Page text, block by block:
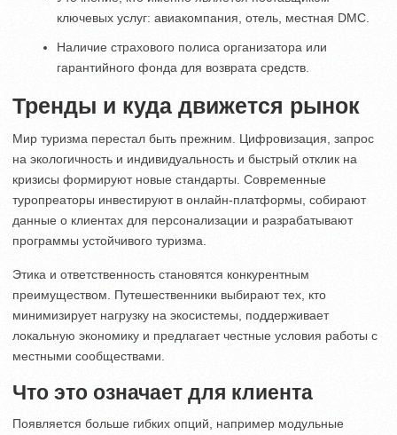
ключевых услуг: авиакомпания, отель, местная DMC.
Наличие страхового полиса организатора или
гарантийного фонда для возврата средств.
Тренды и куда движется рынок
Мир туризма перестал быть прежним. Цифровизация, запрос
на экологичность и индивидуальность и быстрый отклик на
кризисы формируют новые стандарты. Современные
туропреаторы инвестируют в онлайн-платформы, собирают
данные о клиентах для персонализации и разрабатывают
программы устойчивого туризма.
Этика и ответственность становятся конкурентным
преимуществом. Путешественники выбирают тех, кто
минимизирует нагрузку на экосистемы, поддерживает
локальную экономику и предлагает честные условия работы с
местными сообществами.
Что это означает для клиента
Появляется больше гибких опций, например модульные